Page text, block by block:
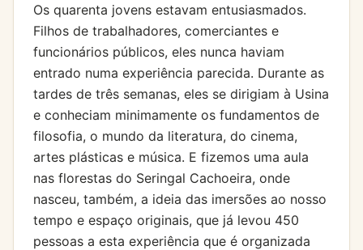
Os quarenta jovens estavam entusiasmados.
Filhos de trabalhadores, comerciantes e
funcionários públicos, eles nunca haviam
entrado numa experiência parecida. Durante as
tardes de três semanas, eles se dirigiam à Usina
e conheciam minimamente os fundamentos de
filosofia, o mundo da literatura, do cinema,
artes plásticas e música. E fizemos uma aula
nas florestas do Seringal Cachoeira, onde
nasceu, também, a ideia das imersões ao nosso
tempo e espaço originais, que já levou 450
pessoas a esta experiência que é organizada